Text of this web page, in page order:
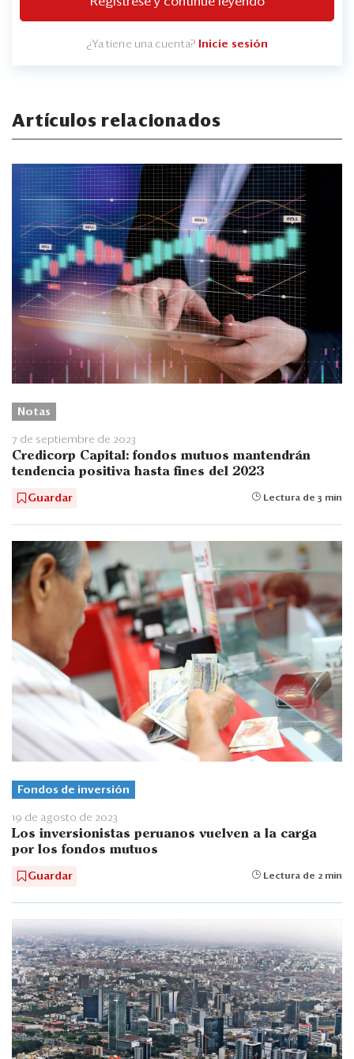
¿Ya tiene una cuenta? Inicie sesión
Artículos relacionados
Notas
7 de septiembre de 2023
Credicorp Capital: fondos mutuos mantendrán
tendencia positiva hasta fines del 2023
Guardar Lectura de 3 min
Fondos de inversión
19 de agosto de 2023
Los inversionistas peruanos vuelven a la carga
por los fondos mutuos
Guardar Lectura de 2 min